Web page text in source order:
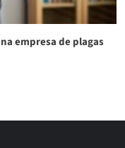
empresa de plagas